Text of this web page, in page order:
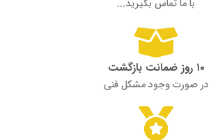
با ما تماس بگیرید...
۱۰ روز ضمانت بازگشت
در صورت وجود مشکل فنی